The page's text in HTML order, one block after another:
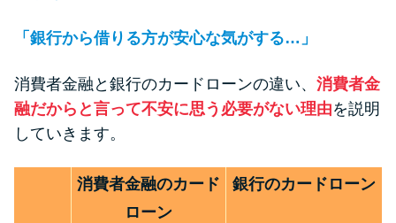
「銀行から借りる方が安心な気がする…」
消費者金融と銀行のカードローンの違い、 消費者金
融だからと言って不安に思う必要がない理由を説明
していきます。
消費者金融のカード
ローン
銀行のカードローン